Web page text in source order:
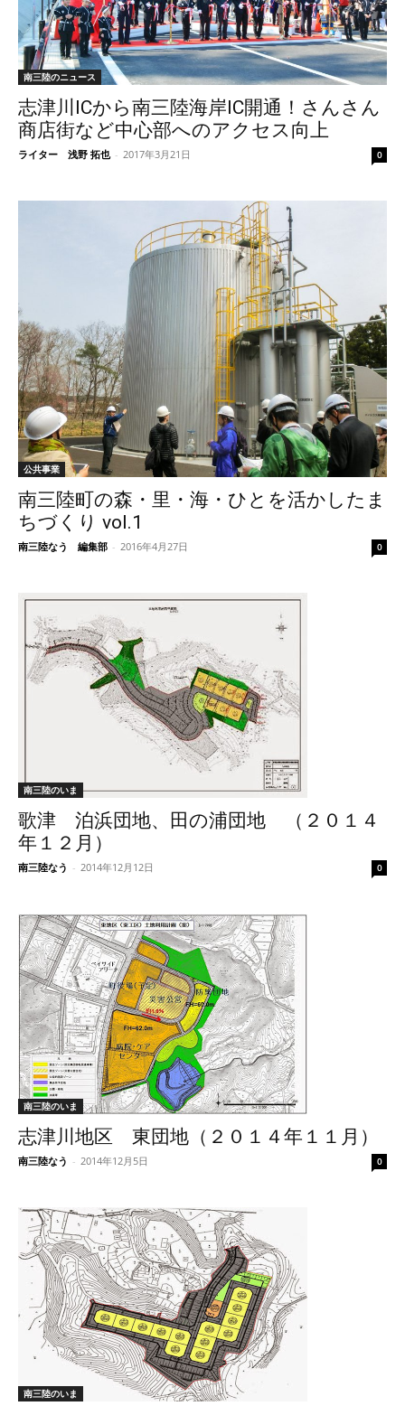
南三陸のニュース
志津川ICから南三陸海岸IC開通！さんさん
商店街など中心部へのアクセス向上
ライター 浅野 拓也 - 2017年3月21日 0
公共事業
南三陸町の森・里・海・ひとを活かしたま
ちづくり vol.1
南三陸なう 編集部 - 2016年4月27日 0
南三陸のいま
歌津 泊浜団地、田の浦団地 （２０１４
年１２月）
南三陸なう - 2014年12月12日 0
南三陸のいま
志津川地区 東団地（２０１４年１１月）
南三陸なう - 2014年12月5日 0
南三陸のいま